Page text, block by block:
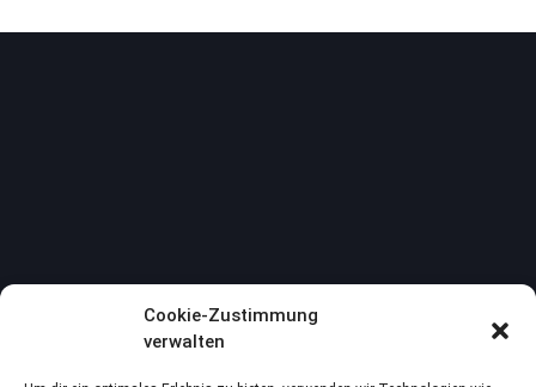
Cookie-Zustimmung
verwalten